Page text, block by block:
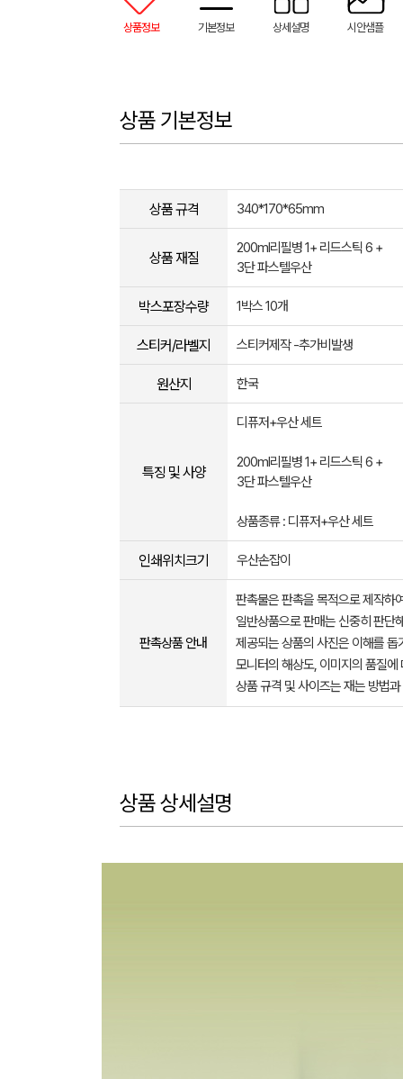
상품정보 기본정보 상세설명 시안샘플
상품 기본정보
상품 규격 340*170*65mm
상품 재질
200ml리필병 1+ 리드스틱 6 +
3단 파스텔우산
박스포장수량 1박스 10개
스티커/라벨지 스티커제작 -추가비발생
원산지 한국
특징 및 사양
디퓨저+우산 세트
200ml리필병 1+ 리드스틱 6 +
3단 파스텔우산
상품종류 : 디퓨저+우산 세트
인쇄위치크기 우산손잡이
판촉상품 안내
판촉물은 판촉을 목적으로 제작하
일반상품으로 판매는 신중히 판단
제공되는 상품의 사진은 이해를
모니터의 해상도, 이미지의 품질
상품 규격 및 사이즈는 재는 방법
상품 상세설명